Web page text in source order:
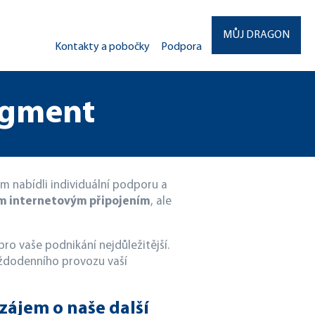
MŮJ DRAGON
Kontakty a pobočky
Podpora
nabídli individuální podporu a
internetovým připojením, ale
vaše podnikání nejdůležitější.
provozu vaší
o naše další